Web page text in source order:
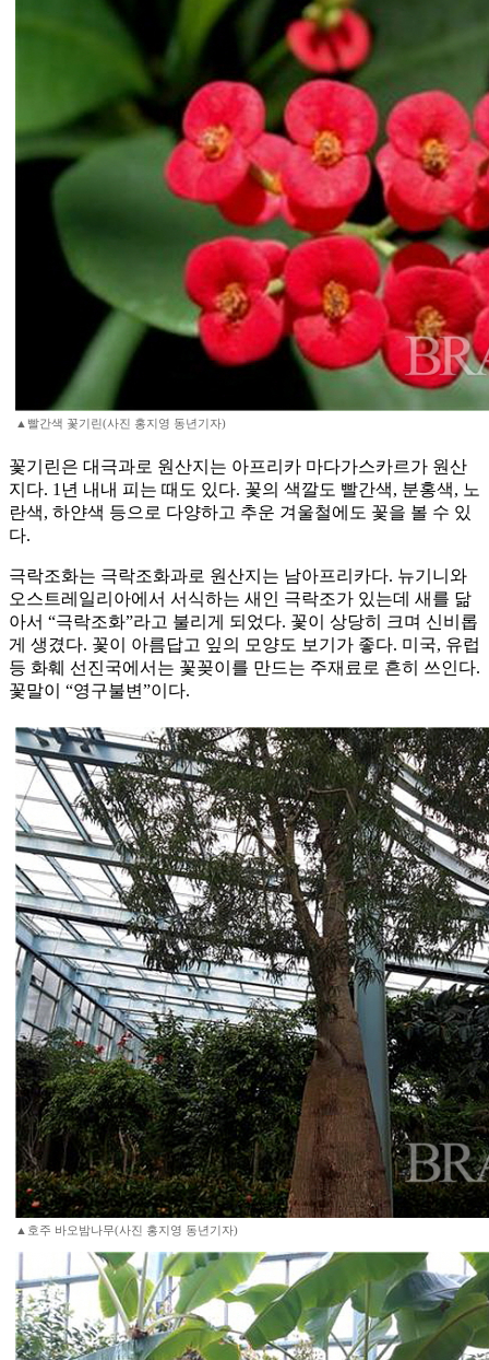
▲빨간색 꽃기린(사진 홍지영 동년기자)
꽃기린은 대극과로 원산지는 아프리카 마다가스카르가 원산
지다. 1년 내내 피는 때도 있다. 꽃의 색깔도 빨간색, 분홍색, 노
란색, 하얀색 등으로 다양하고 추운 겨울철에도 꽃을 볼 수 있
다.
극락조화는 극락조화과로 원산지는 남아프리카다. 뉴기니와
오스트레일리아에서 서식하는 새인 극락조가 있는데 새를 닮
아서 “극락조화”라고 불리게 되었다. 꽃이 상당히 크며 신비롭
게 생겼다. 꽃이 아름답고 잎의 모양도 보기가 좋다. 미국, 유럽
등 화훼 선진국에서는 꽃꽂이를 만드는 주재료로 흔히 쓰인다.
꽃말이 “영구불변”이다.
▲호주 바오밤나무(사진 홍지영 동년기자)